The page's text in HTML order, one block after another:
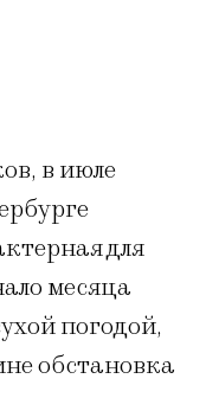
в июле
для
месяца
погодой,
обстановка